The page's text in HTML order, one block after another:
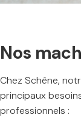
Nos
Chez Schêne,
principaux
professionnels :